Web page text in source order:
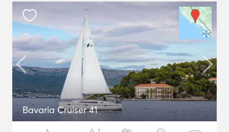
Bavaria Cruiser 41